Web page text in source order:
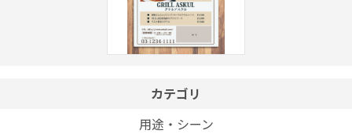
カテゴリ
用途・シーン